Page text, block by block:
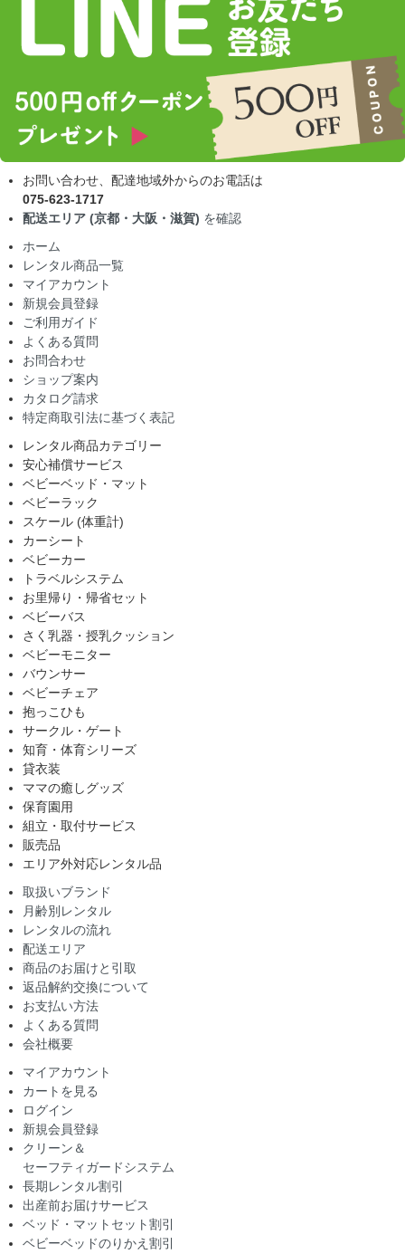
お問い合わせ、配達地域外からのお電話は
075-623-1717
配送エリア (京都・大阪・滋賀) を確認
ホーム
レンタル商品一覧
マイアカウント
新規会員登録
ご利用ガイド
よくある質問
お問合わせ
ショップ案内
カタログ請求
特定商取引法に基づく表記
レンタル商品カテゴリー
安心補償サービス
ベビーベッド・マット
ベビーラック
スケール (体重計)
カーシート
ベビーカー
トラベルシステム
お里帰り・帰省セット
ベビーバス
さく乳器・授乳クッション
ベビーモニター
バウンサー
ベビーチェア
抱っこひも
サークル・ゲート
知育・体育シリーズ
貸衣装
ママの癒しグッズ
保育園用
組立・取付サービス
販売品
エリア外対応レンタル品
取扱いブランド
月齢別レンタル
レンタルの流れ
配送エリア
商品のお届けと引取
返品解約交換について
お支払い方法
よくある質問
会社概要
マイアカウント
カートを見る
ログイン
新規会員登録
クリーン＆
セーフティガードシステム
長期レンタル割引
出産前お届けサービス
ベッド・マットセット割引
ベビーベッドのりかえ割引